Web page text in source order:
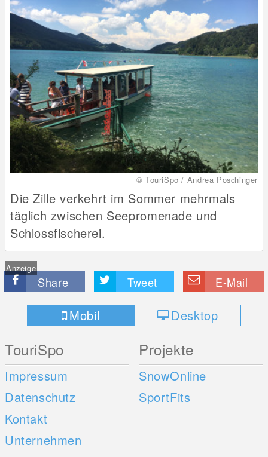
© TouriSpo / Andrea Poschinger
Die Zille verkehrt im Sommer mehrmals
täglich zwischen Seepromenade und
Schlossfischerei.
Anzeige
Share Tweet E-Mail
Mobil Desktop
TouriSpo
Impressum
Datenschutz
Kontakt
Unternehmen
Projekte
SnowOnline
SportFits